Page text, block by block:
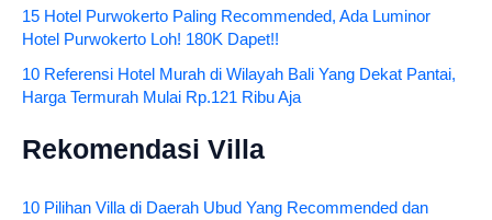
15 Hotel Purwokerto Paling Recommended, Ada Luminor
Hotel Purwokerto Loh! 180K Dapet!!
10 Referensi Hotel Murah di Wilayah Bali Yang Dekat Pantai,
Harga Termurah Mulai Rp.121 Ribu Aja
Rekomendasi Villa
10 Pilihan Villa di Daerah Ubud Yang Recommended dan